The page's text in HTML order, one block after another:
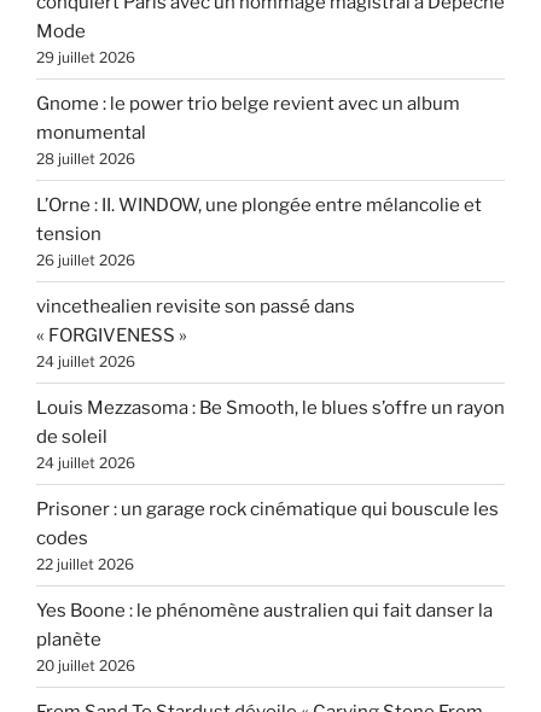
Mode
29 juillet 2026
Gnome : le power trio belge revient avec un album
monumental
28 juillet 2026
L’Orne : II. WINDOW, une plongée entre mélancolie et
tension
26 juillet 2026
vincethealien revisite son passé dans
« FORGIVENESS »
24 juillet 2026
Louis Mezzasoma : Be Smooth, le blues s’offre un rayon
de soleil
24 juillet 2026
Prisoner : un garage rock cinématique qui bouscule les
codes
22 juillet 2026
Yes Boone : le phénomène australien qui fait danser la
planète
20 juillet 2026